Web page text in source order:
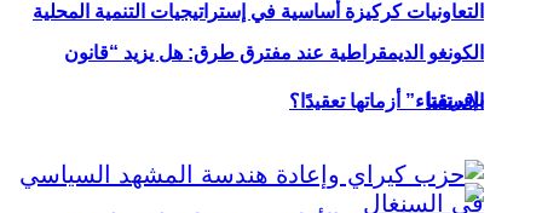
التعاونيات كركيزة أساسية في إستراتيجيات التنمية المحلية
بإفريقيا
الكونغو الديمقراطية عند مفترق طرق: هل يزيد “قانون
الاستفتاء” أزماتها تعقيدًا؟